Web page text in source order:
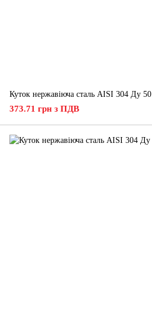
Куток нержавіюча сталь AISI 304 Ду 50
373.71 грн з ПДВ